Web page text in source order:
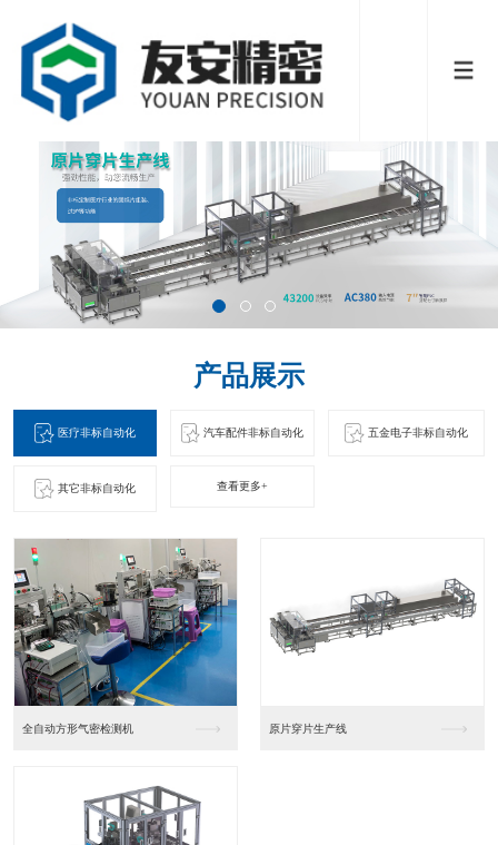
产品展示
医疗非标自动化 汽车配件非标自动化 五金电子非标自动化
其它非标自动化 查看更多+
全自动方形气密检测机 原片穿片生产线